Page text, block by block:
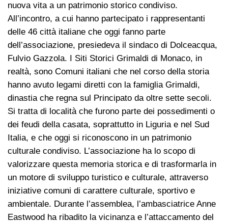
nuova vita a un patrimonio storico condiviso.
All’incontro, a cui hanno partecipato i rappresentanti
delle 46 città italiane che oggi fanno parte
dell’associazione, presiedeva il sindaco di Dolceacqua,
Fulvio Gazzola. I Siti Storici Grimaldi di Monaco, in
realtà, sono Comuni italiani che nel corso della storia
hanno avuto legami diretti con la famiglia Grimaldi,
dinastia che regna sul Principato da oltre sette secoli.
Si tratta di località che furono parte dei possedimenti o
dei feudi della casata, soprattutto in Liguria e nel Sud
Italia, e che oggi si riconoscono in un patrimonio
culturale condiviso. L’associazione ha lo scopo di
valorizzare questa memoria storica e di trasformarla in
un motore di sviluppo turistico e culturale, attraverso
iniziative comuni di carattere culturale, sportivo e
ambientale. Durante l’assemblea, l’ambasciatrice Anne
Eastwood ha ribadito la vicinanza e l’attaccamento del